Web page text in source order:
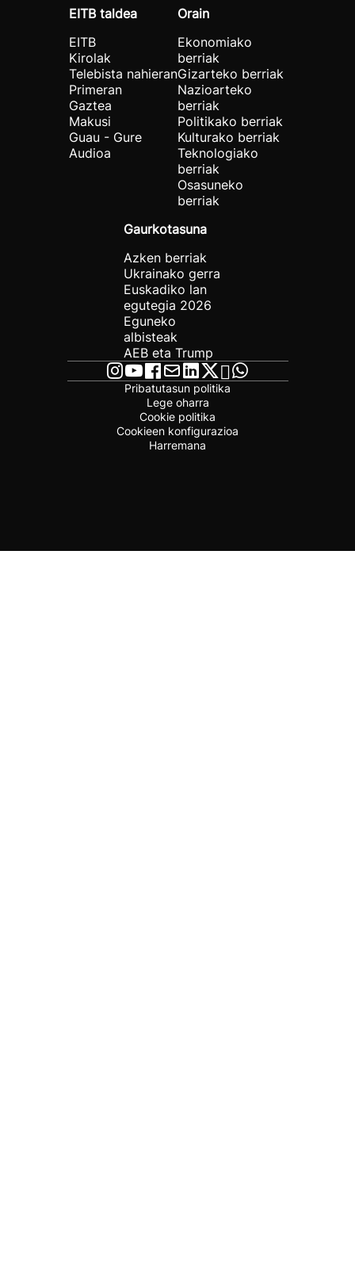
EITB taldea
EITB
Kirolak
Telebista nahieran
Primeran
Gaztea
Makusi
Guau - Gure
Audioa
Orain
Ekonomiako
berriak
Gizarteko berriak
Nazioarteko
berriak
Politikako berriak
Kulturako berriak
Teknologiako
berriak
Osasuneko
berriak
Gaurkotasuna
Azken berriak
Ukrainako gerra
Euskadiko lan
egutegia 2026
Eguneko
albisteak
AEB eta Trump
Pribatutasun politika
Lege oharra
Cookie politika
Cookieen konfigurazioa
Harremana